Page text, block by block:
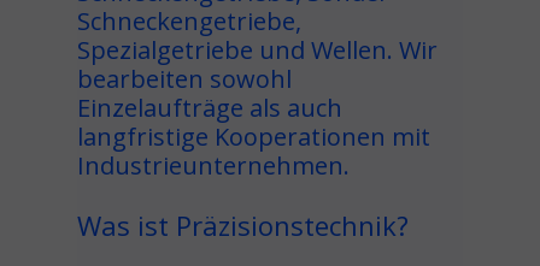
Schneckengetriebe,
Spezialgetriebe und Wellen. Wir
bearbeiten sowohl
Einzelaufträge als auch
langfristige Kooperationen mit
Industrieunternehmen.
Was ist Präzisionstechnik?